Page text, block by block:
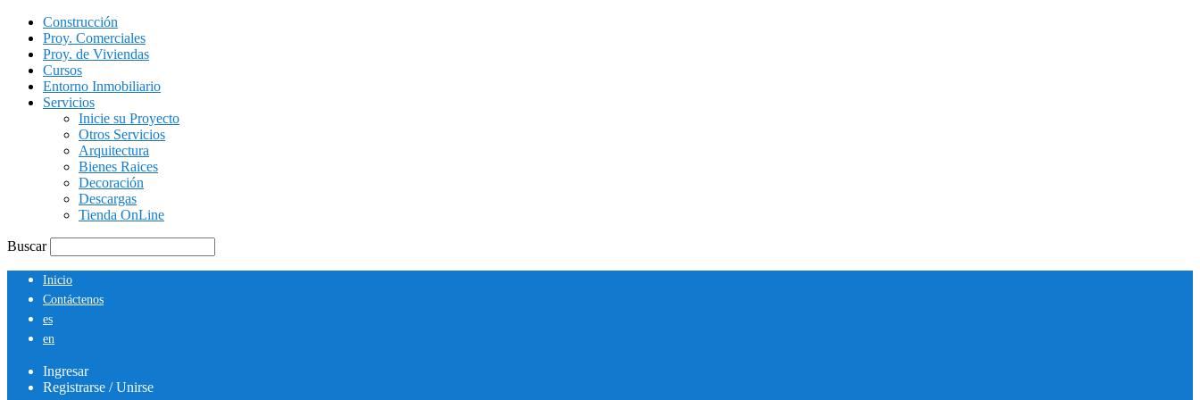
Construcción
Proy. Comerciales
Proy. de Viviendas
Cursos
Entorno Inmobiliario
Servicios
Inicie su Proyecto
Otros Servicios
Arquitectura
Bienes Raices
Decoración
Descargas
Tienda OnLine
Buscar
Inicio
Contáctenos
es
en
Ingresar
Registrarse / Unirse